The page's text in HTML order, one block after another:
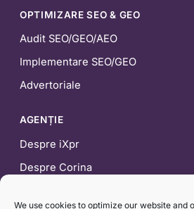
We use cookies to optimize our website and
OPTIMIZARE SEO & GEO
Audit SEO/GEO/AEO
Implementare SEO/GEO
Advertoriale
AGENȚIE
Despre iXpr
Despre Corina